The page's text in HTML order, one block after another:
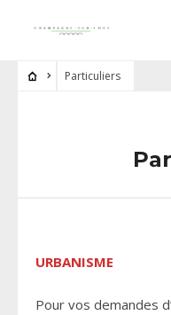
Particuliers
URBANISME
Pour vos demandes